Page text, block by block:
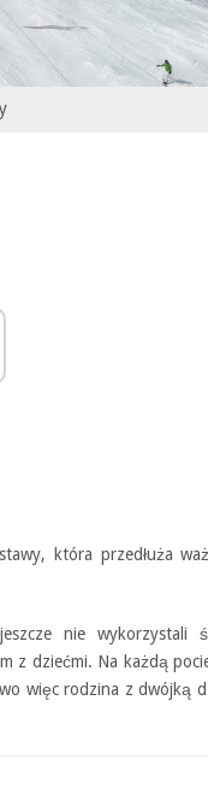
która przedłuża
nie wykorzystali
z dziećmi. Na każdą
więc rodzina z dwójką